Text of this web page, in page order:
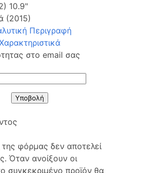
10.9"
(2015)
Περιγραφή
στο email σας
Υποβολή
φόρμας δεν αποτελεί
Όταν ανοίξουν οι
συγκεκριμένο προϊόν θα